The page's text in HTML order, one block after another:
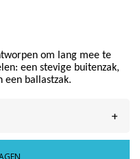
om lang mee te
een stevige buitenzak,
een ballastzak.
+